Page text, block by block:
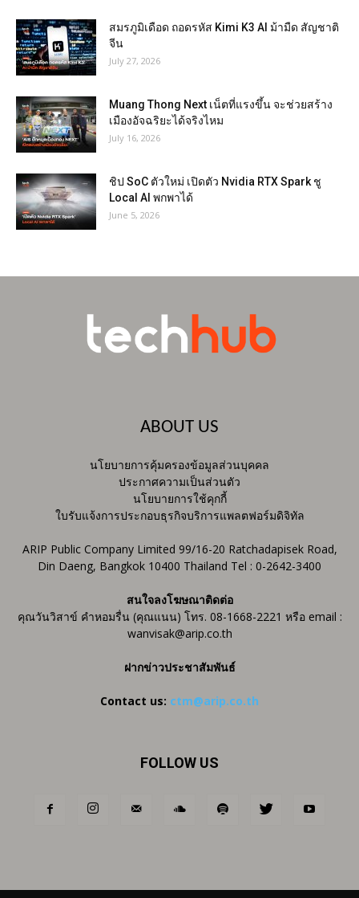
สมรภูมิเดือด ถอดรหัส Kimi K3 AI ม้ามืด สัญชาติ
จีน
July 27, 2026
Muang Thong Next เน็ตที่แรงขึ้น จะช่วยสร้าง
เมืองอัจฉริยะได้จริงไหม
July 16, 2026
ชิป SoC ตัวใหม่ เปิดตัว Nvidia RTX Spark ชู
Local AI พกพาได้
June 5, 2026
ABOUT US
นโยบายการคุ้มครองข้อมูลส่วนบุคคล
ประกาศความเป็นส่วนตัว
นโยบายการใช้คุกกี้
ใบรับแจ้งการประกอบธุรกิจบริการแพลตฟอร์มดิจิทัล
ARIP Public Company Limited 99/16-20 Ratchadapisek Road,
Din Daeng, Bangkok 10400 Thailand Tel : 0-2642-3400
สนใจลงโฆษณาติดต่อ
คุณวันวิสาข์ คำหอมรื่น (คุณแนน) โทร. 08-1668-2221 หรือ email :
wanvisak@arip.co.th
ฝากข่าวประชาสัมพันธ์
Contact us: ctm@arip.co.th
FOLLOW US